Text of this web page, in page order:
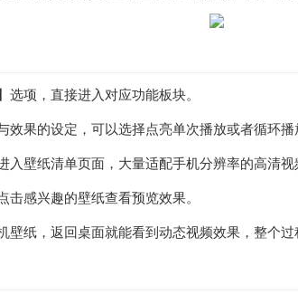
项，直接进入对应功能板块。
果的设定，可以选择点亮单次播放或者循环播
壁纸清单页面，大量适配手机分辨率的高清视
感兴趣的壁纸查看预览效果。
纸，返回桌面就能看到动态视频效果，整个过